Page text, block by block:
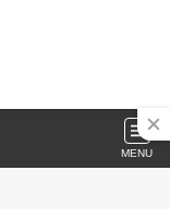
MENU